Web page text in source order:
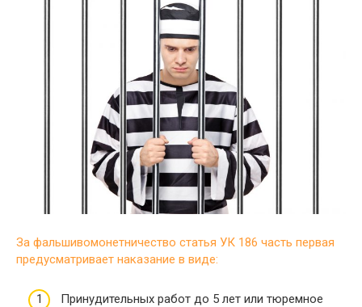
За фальшивомонетничество статья УК 186 часть первая
предусматривает наказание в виде:
Принудительных работ до 5 лет или тюремное